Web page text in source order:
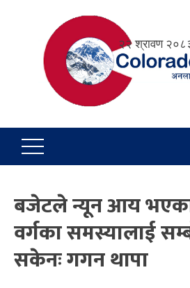
२२ श्रावण
बजेटले न्यून आय भएका
वर्गका समस्यालाई
सकेनः गगन थापा